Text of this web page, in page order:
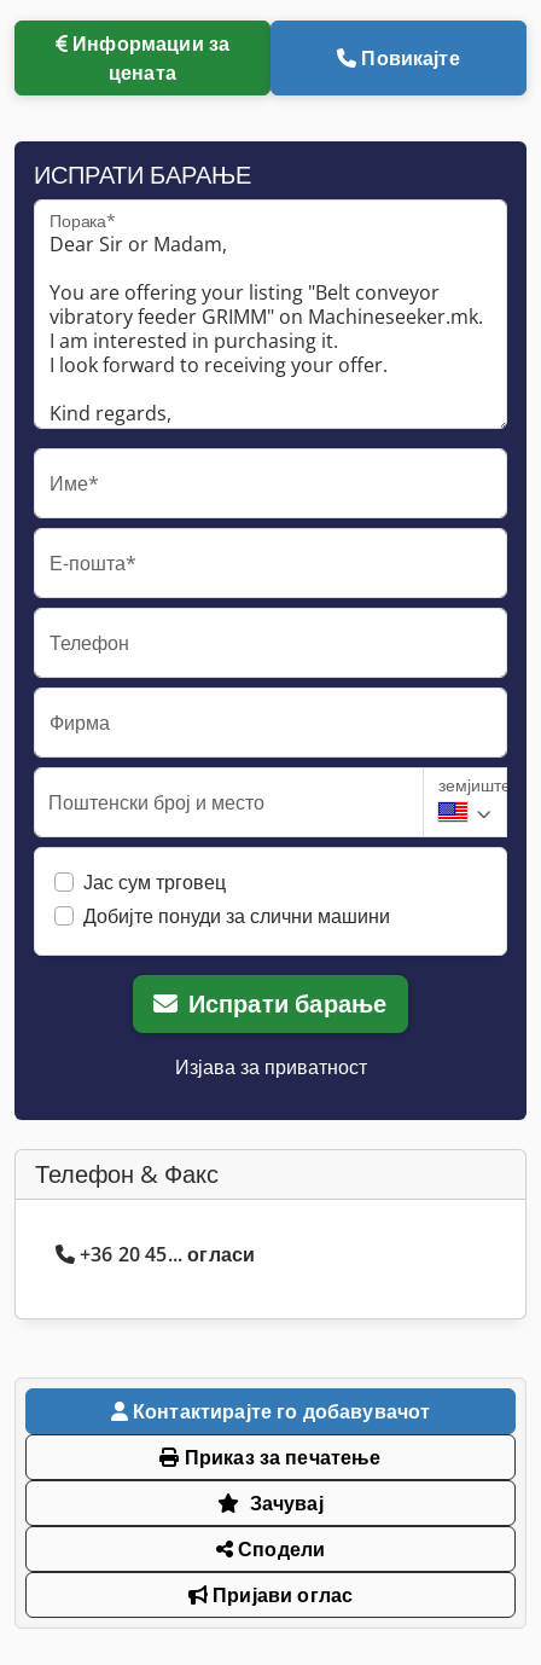
Информации за
цената
Повикајте
ИСПРАТИ БАРАЊЕ
Порака*
Име*
Е-пошта*
Телефон
Фирма
Поштенски број и место
земјиште
Јас сум трговец
Добијте понуди за слични машини
Испрати барање
Изјава за приватност
Телефон & Факс
+36 20 45... огласи
Контактирајте го добавувачот
Приказ за печатење
Зачувај
Сподели
Пријави оглас